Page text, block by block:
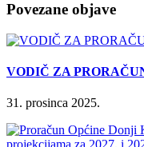
Povezane objave
VODIČ ZA
31. prosinca 2025.